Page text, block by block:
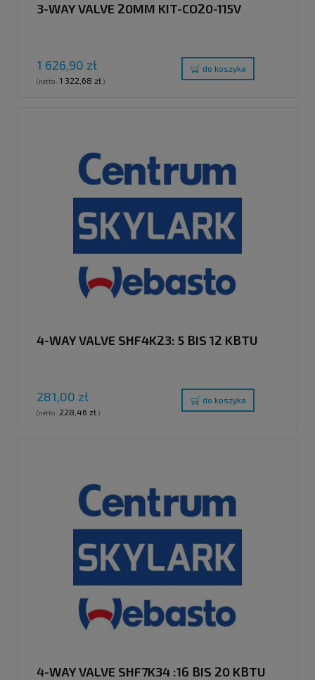
3-WAY VALVE 20MM KIT-CO20-115V
1 626,90 zł
(netto: 1 322,68 zł)
do koszyka
4-WAY VALVE SHF4K23: 5 BIS 12 KBTU
281,00 zł
(netto: 228,46 zł)
do koszyka
4-WAY VALVE SHF7K34 :16 BIS 20 KBTU